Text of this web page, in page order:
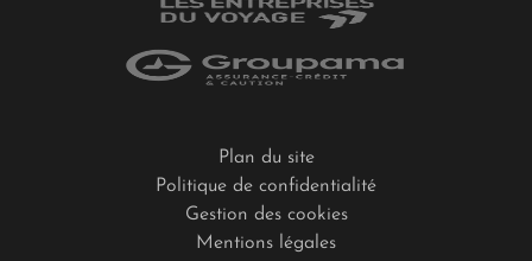
Plan du site
Politique de confidentialité
Gestion des cookies
Mentions légales